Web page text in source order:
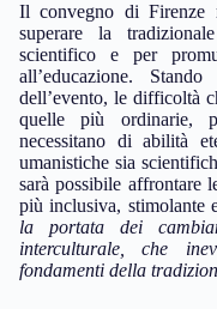
Il convegno di Firenze
superare la
scientifico e per
all’educazione.
dell’evento, le difficoltà
quelle più ordinarie,
necessitano di abilità
umanistiche sia
sarà possibile affrontare
più inclusiva, stimolante
la portata dei
interculturale, che
fondamenti della